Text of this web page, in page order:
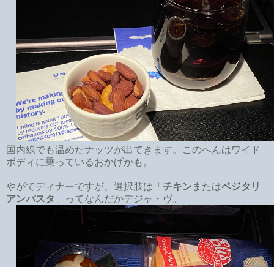
国内線でも温めたナッツが出てきます。このへんはワイド
ボディに乗っているおかげかも。
やがてディナーですが、選択肢は「 チキン またはベジタリ
アンパスタ 」ってなんだかデジャ・ヴ。